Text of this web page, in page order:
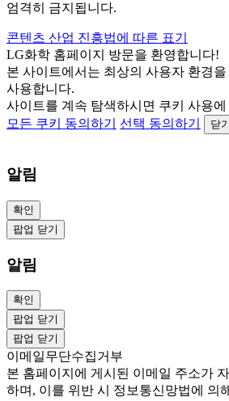
엄격히 금지됩니다.
콘텐츠 산업 진흥법에 따른 표기
LG화학 홈페이지 방문을 환영합니다!
본 사이트에서는 최상의 사용자 환경
사용합니다.
사이트를 계속 탐색하시면 쿠키 사용
모든 쿠키 동의하기
선택 동의하기 닫기
알림
확인
팝업 닫기
알림
확인
팝업 닫기
팝업 닫기
이메일무단수집거부
본 홈페이지에 게시된 이메일 주소가
하며, 이를 위반 시 정보통신망법에 의